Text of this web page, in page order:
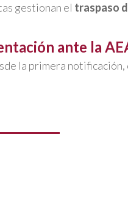
gestionan el traspaso
ante la
la primera notificación,